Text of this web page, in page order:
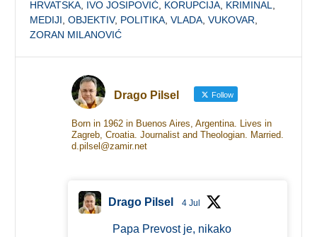
HRVATSKA IVO JOSIPOVIĆ KORUPCIJA KRIMINAL
MEDIJI ,OBJEKTIV, POLITIKA ,VLADA ,VUKOVAR
ZORAN MILANOVIĆ
Drago Pilsel Follow
Born in 1962 in Buenos Aires, Argentina. Lives in
Zagreb, Croatia. Journalist and Theologian. Married.
d.pilsel@zamir.net
Drago Pilsel 4 Jul
Papa Prevost je, nikako